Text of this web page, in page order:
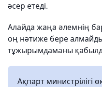
әсер етеді.
Алайда жаңа әлемнің
оң нәтиже бере
тұжырымдаманы
Ақпарт министрілігі